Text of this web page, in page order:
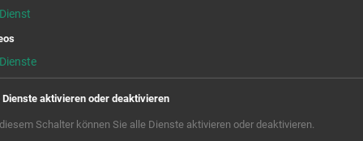
Ehrenamt ist die umfassende Vermittlung von
sicher und kompetent in ihren ehrenamtlichen Strukturen
und Partnern vor Ort werden Angebote geschaffen,
werden, wo sie gebraucht werden. Ob nun als Verein oder als
wird es zentrale Weiterbildungstermine zu
Wir organisieren auch vereinsinterne Weiterbildungen für Ihr
in Grenzen halten.
Dienst
Dienste
Dienste aktivieren oder deaktivieren
Schalter können Sie alle Dienste aktivieren oder deaktivieren.